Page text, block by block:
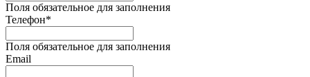
Поля обязательное для заполнения
Телефон*
Поля обязательное для заполнения
Email